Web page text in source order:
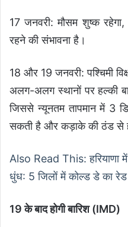
17 जनवरी: मौसम शुष्क
रहने की संभावना है।
18 और 19 जनवरी: पश्चिमी
अलग-अलग स्थानों पर हल्की
जिससे न्यूनतम तापमान में 3
सकती है और कड़ाके की ठंड से
Also Read This: हरियाणा में
धुंध: 5 जिलों में कोल्ड डे का
19 के बाद होगी बारिश (IMD)